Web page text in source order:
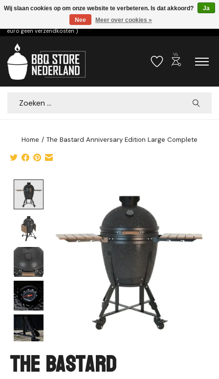
Voor 15.00u besteld dezelfde dag verzonden! ( 6,95 verzendkosten, vanaf 75
euro geen verzendkosten )
Verlanglijst
outdoor_grill
Zoeken
Home / The Bastard Anniversary Edition Large Complete
The Bastard
Wij slaan cookies op om onze website te verbeteren. Is dat akkoord?
Ja
Nee
Meer over cookies »